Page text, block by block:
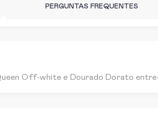
PERGUNTAS FREQUENTES
Off-white e Dourado Dorato